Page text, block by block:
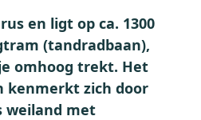
en ligt op ca. 1300
(tandradbaan),
omhoog trekt. Het
kenmerkt zich door
weiland met